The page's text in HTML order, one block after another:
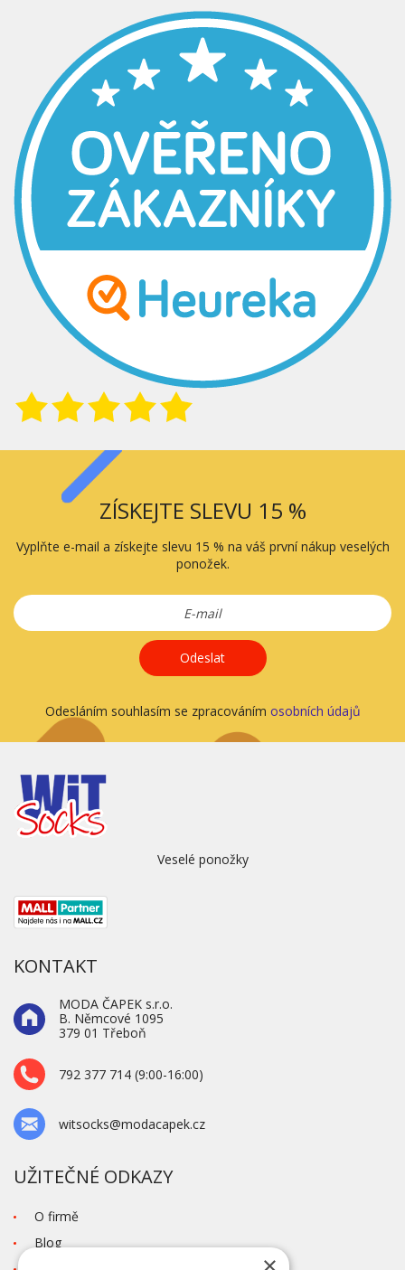
ZÍSKEJTE SLEVU 15 %
Vyplňte e-mail a získejte slevu 15 % na váš první nákup veselých
ponožek.
Odeslat
Odesláním souhlasím se zpracováním osobních údajů
Veselé ponožky
KONTAKT
MODA ČAPEK s.r.o.
B. Němcové 1095
379 01 Třeboň
792 377 714 (9:00-16:00)
witsocks@modacapek.cz
UŽITEČNÉ ODKAZY
O firmě
Blog